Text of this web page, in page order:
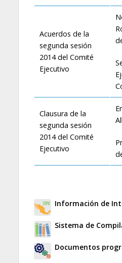
Acuerdos de la
segunda sesión
2014 del Comité
Ejecutivo
Clausura de la
segunda sesión
2014 del Comité
Ejecutivo
Información de
Sistema de
Documentos